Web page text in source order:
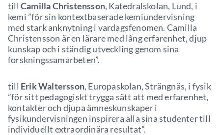
till Camilla Christensson, Katedralskolan, Lund, i
kemi ”för sin kontextbaserade kemiundervisning
med stark anknytning i vardagsfenomen. Camilla
Christensson är en lärare med lång erfarenhet, djup
kunskap och i ständig utveckling genom sina
forskningssamarbeten”.
till Erik Waltersson, Europaskolan, Strängnäs, i fysik
”för sitt pedagogiskt trygga sätt att med erfarenhet,
kontakter och djupa ämneskunskaper i
fysikundervisningen inspirera alla sina studenter till
individuellt extraordinära resultat”.